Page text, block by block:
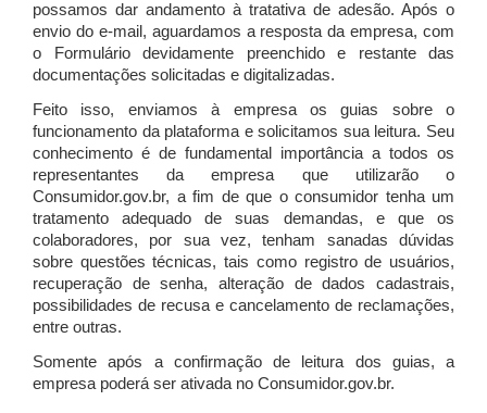
possamos dar andamento à tratativa de adesão. Após o
envio do e-mail, aguardamos a resposta da empresa, com
o Formulário devidamente preenchido e restante das
documentações solicitadas e digitalizadas.
Feito isso, enviamos à empresa os guias sobre o
funcionamento da plataforma e solicitamos sua leitura. Seu
conhecimento é de fundamental importância a todos os
representantes da empresa que utilizarão o
Consumidor.gov.br, a fim de que o consumidor tenha um
tratamento adequado de suas demandas, e que os
colaboradores, por sua vez, tenham sanadas dúvidas
sobre questões técnicas, tais como registro de usuários,
recuperação de senha, alteração de dados cadastrais,
possibilidades de recusa e cancelamento de reclamações,
entre outras.
Somente após a confirmação de leitura dos guias, a
empresa poderá ser ativada no Consumidor.gov.br.